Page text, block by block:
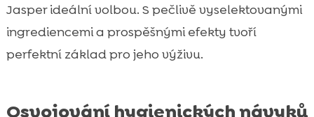
Jasper ideální volbou. S pečlivě vyselektovanými
ingrediencemi a prospěšnými efekty tvoří
perfektní základ pro jeho výživu.
Osvojování hygienických návyků